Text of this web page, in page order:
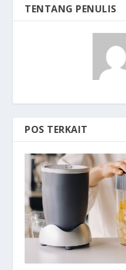
TENTANG PENULIS
POS TERKAIT